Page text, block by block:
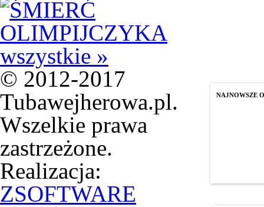
wszystkie »
NAJNOWSZE
© 2012-2017
Tubawejherowa.pl.
Wszelkie prawa
zastrzeżone.
Realizacja:
ZSOFTWARE